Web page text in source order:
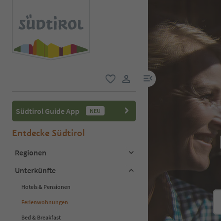
user link
menu link
Südtirol Guide App NEU
Entdecke Südtirol
Regionen
Unterkünfte
Hotels & Pensionen
Ferienwohnungen
Bed & Breakfast